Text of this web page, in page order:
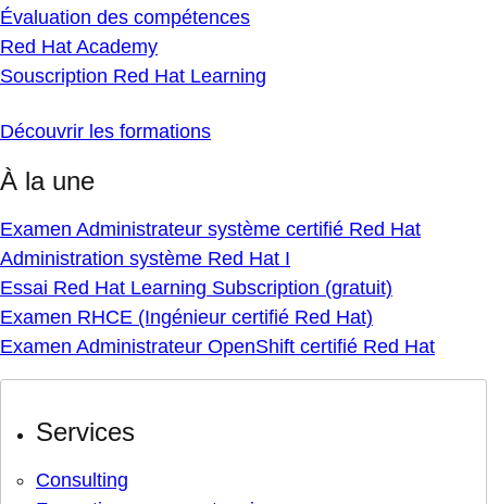
Évaluation des compétences
Red Hat Academy
Souscription Red Hat Learning
Découvrir les formations
À la une
Examen Administrateur système certifié Red Hat
Administration système Red Hat I
Essai Red Hat Learning Subscription (gratuit)
Examen RHCE (Ingénieur certifié Red Hat)
Examen Administrateur OpenShift certifié Red Hat
Services
Consulting